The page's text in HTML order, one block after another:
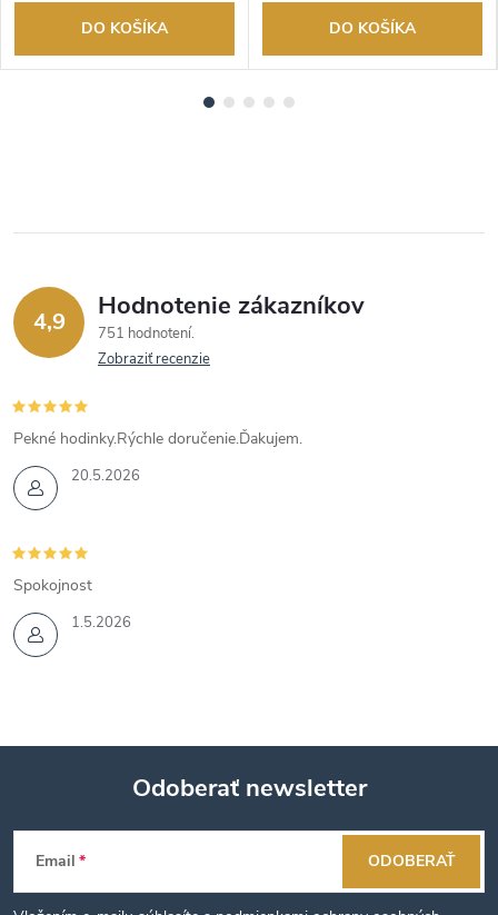
DO KOŠÍKA DO KOŠÍKA
4,9 Hodnotenie zákazníkov
751 hodnotení
Zobraziť recenzie
20.5.2026
Pekné hodinky.Rýchle doručenie.Ďakujem.
1.5.2026
Spokojnost
Z
á
Odoberať newsletter
Email ODOBERAŤ